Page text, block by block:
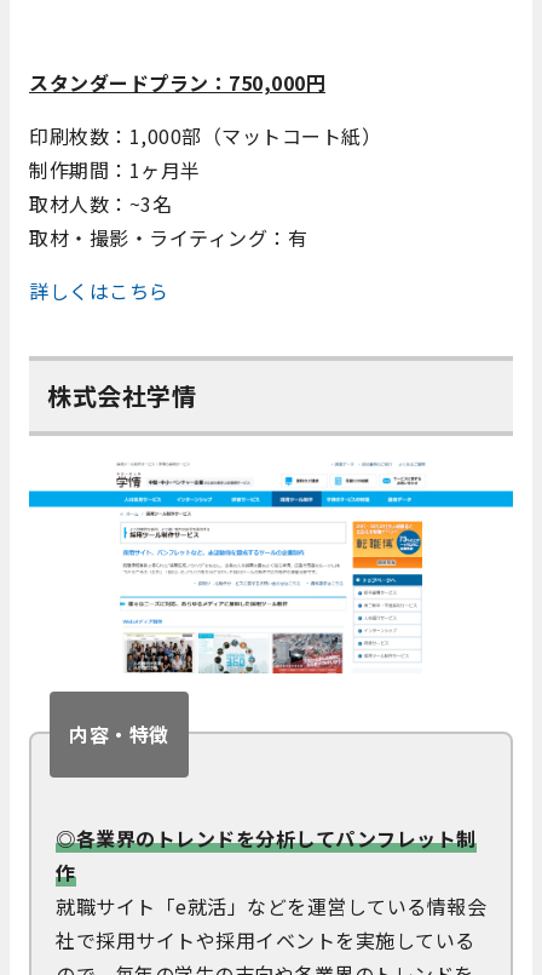
スタンダードプラン：750,000円
印刷枚数：1,000部（マットコート紙）
制作期間：1ヶ月半
取材人数：~3名
取材・撮影・ライティング：有
詳しくはこちら
株式会社学情
内容・特徴
◎各業界のトレンドを分析してパンフレット制
作
就職サイト「e就活」などを運営している情報会
社で採用サイトや採用イベントを実施している